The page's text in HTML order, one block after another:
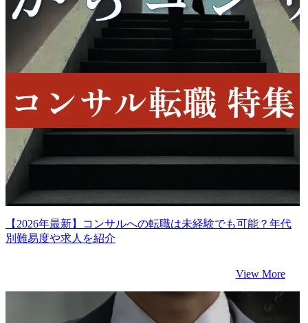
【2026年最新】コンサルへの転職は未経験でも可能？年代
別難易度や求人を紹介
View More